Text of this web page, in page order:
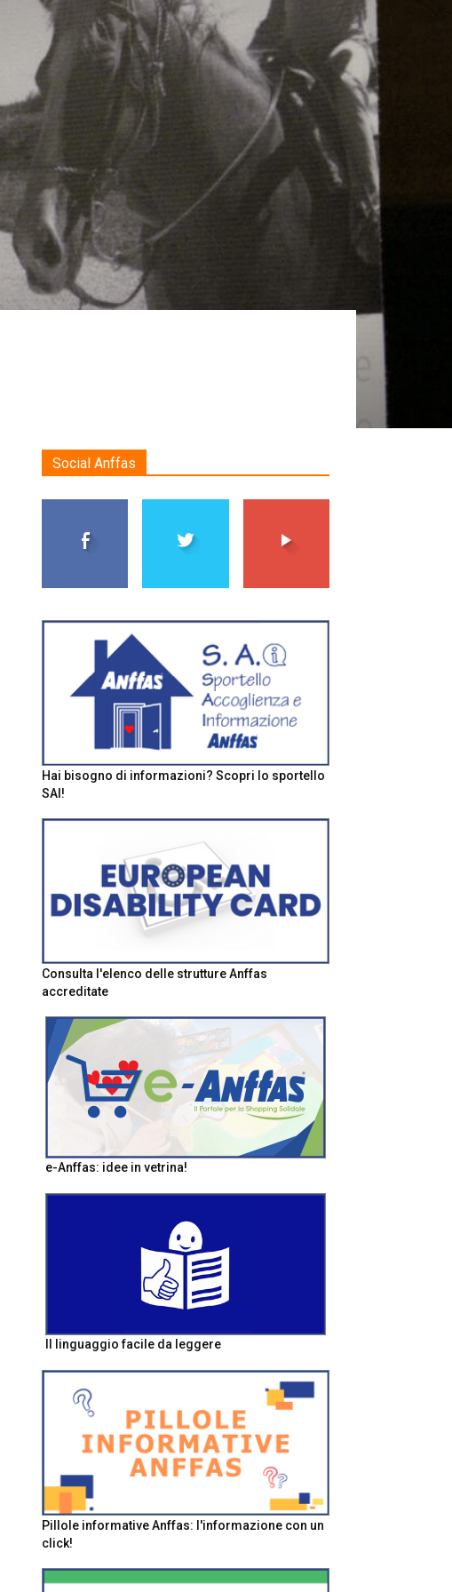
Social Anffas
Hai bisogno di informazioni? Scopri lo sportello
SAI!
Consulta l'elenco delle strutture Anffas
accreditate
e-Anffas: idee in vetrina!
Il linguaggio facile da leggere
Pillole informative Anffas: l'informazione con un
click!